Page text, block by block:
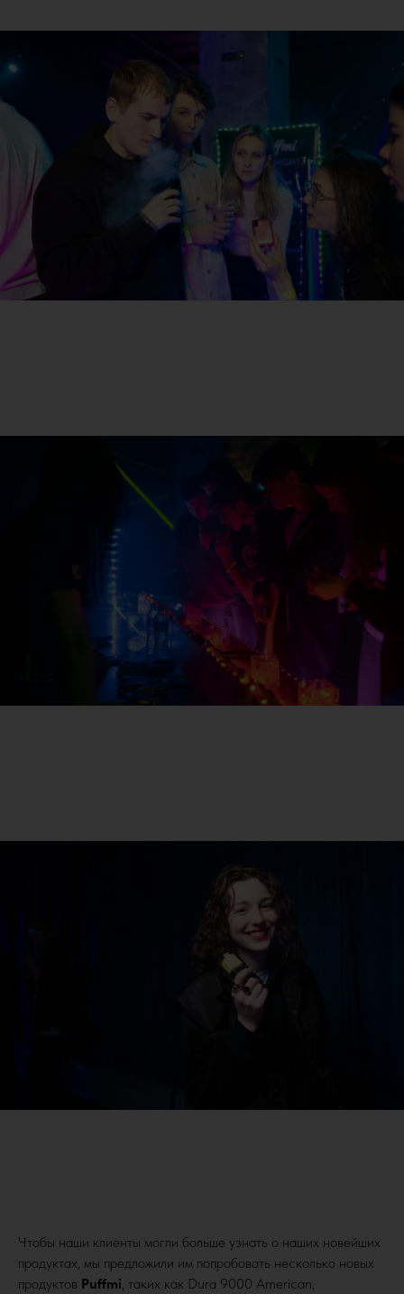
Чтобы наши клиенты могли больше узнать о наших новейших
продуктах, мы предложили им попробовать несколько новых
продуктов Puffmi, таких как Dura 9000 American,